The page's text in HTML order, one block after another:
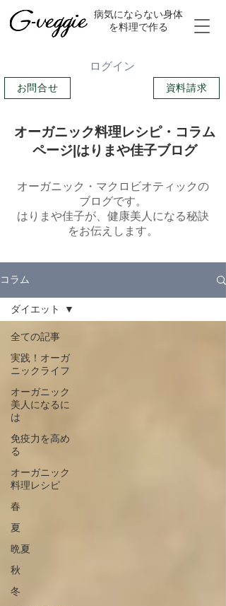
​病気にならない身体
を料理で作る
お問合せ
ログイン
資料請求
オーガニック料理レシピ・コラム
ページ|はりまや佳子ブログ
オーガニック・マクロビオティックの
ブログです。
​はりまや佳子が、健康美人になる秘訣
をお伝えします。
コラム
全ての記事
実践！オーガ
ニックライフ
オーガニック
美人になるに
は
免疫力を高め
る
オーガニック
料理レシピ
春
夏
晩夏
秋
冬
ダイエット